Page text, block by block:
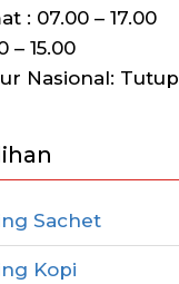
: 07.00 – 17.00
– 15.00
Nasional: Tutup
Sachet
Kopi